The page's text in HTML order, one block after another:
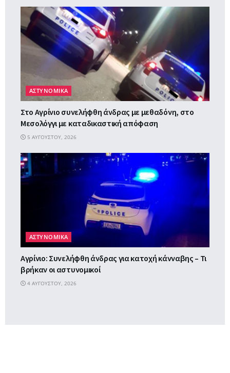
ΑΣΤΥΝΟΜΙΚΑ
Στο Αγρίνιο συνελήφθη άνδρας με μεθαδόνη, στο
Μεσολόγγι με καταδικαστική απόφαση
5 ΑΥΓΟΎΣΤΟΥ, 2026
ΑΣΤΥΝΟΜΙΚΑ
Αγρίνιο: Συνελήφθη άνδρας για κατοχή κάνναβης – Τι
βρήκαν οι αστυνομικοί
4 ΑΥΓΟΎΣΤΟΥ, 2026